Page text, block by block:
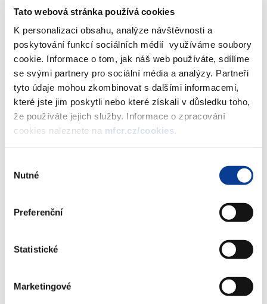
Tato webová stránka používá cookies
K personalizaci obsahu, analýze návštěvnosti a
poskytování funkcí sociálních médií využíváme soubory
cookie. Informace o tom, jak náš web používáte, sdílíme
se svými partnery pro sociální média a analýzy. Partneři
tyto údaje mohou zkombinovat s dalšími informacemi,
které jste jim poskytli nebo které získali v důsledku toho,
že používáte jejich služby. Informace o zpracování
cookies naleznete na mfcr.cz/cookies.
souhlasu
Nutné
Preferenční
Statistické
Marketingové
Související informace
Vyhláška č. 419/2001 Sb.
Dokumenty ke stažení
Vyhláška č. 356/2015 Sb. (2,9 MB)